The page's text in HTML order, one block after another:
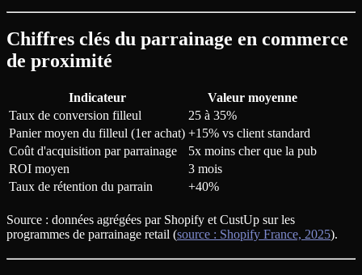
Chiffres clés du parrainage en commerce
de proximité
Indicateur
Valeur moyenne
Taux de conversion filleul
25 à 35%
Panier moyen du filleul (1er achat) +15% vs client standard
Coût d'acquisition par parrainage
5x moins cher que la pub
ROI moyen
3 mois
Taux de rétention du parrain
+40%
Source : données agrégées par Shopify et CustUp sur les
programmes de parrainage retail (source : Shopify France, 2025).